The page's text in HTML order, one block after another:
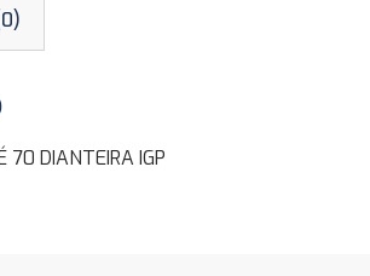
70 DIANTEIRA IGP